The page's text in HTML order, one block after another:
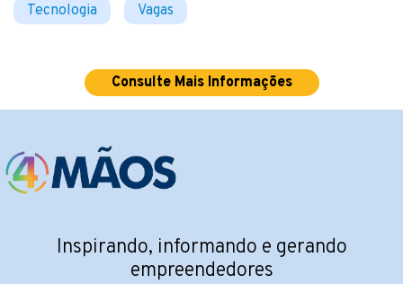
Tecnologia Vagas
Consulte Mais Informações
Inspirando, informando e gerando
empreendedores